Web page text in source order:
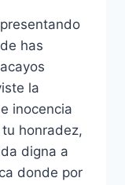
has
la
inocencia
honradez,
digna a
donde por